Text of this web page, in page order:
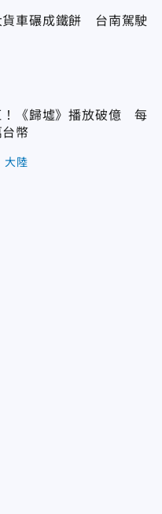
貨車碾成鐵餅 台南駕駛
！《歸墟》播放破億 每
幣
大陸